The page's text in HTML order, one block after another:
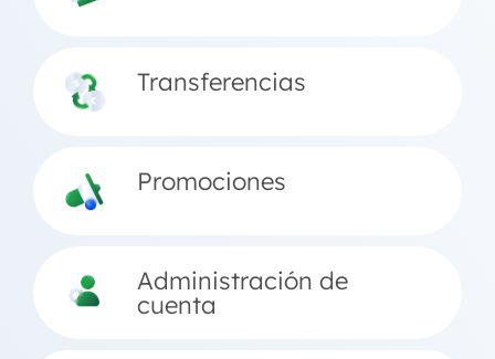
Transferencias
Promociones
Administración de
cuenta